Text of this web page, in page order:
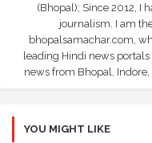
(Bhopal); Since 2012, I
journalism. I am
bhopalsamachar.com,
leading Hindi news
news from Bhopal, Indore,
YOU MIGHT LIKE